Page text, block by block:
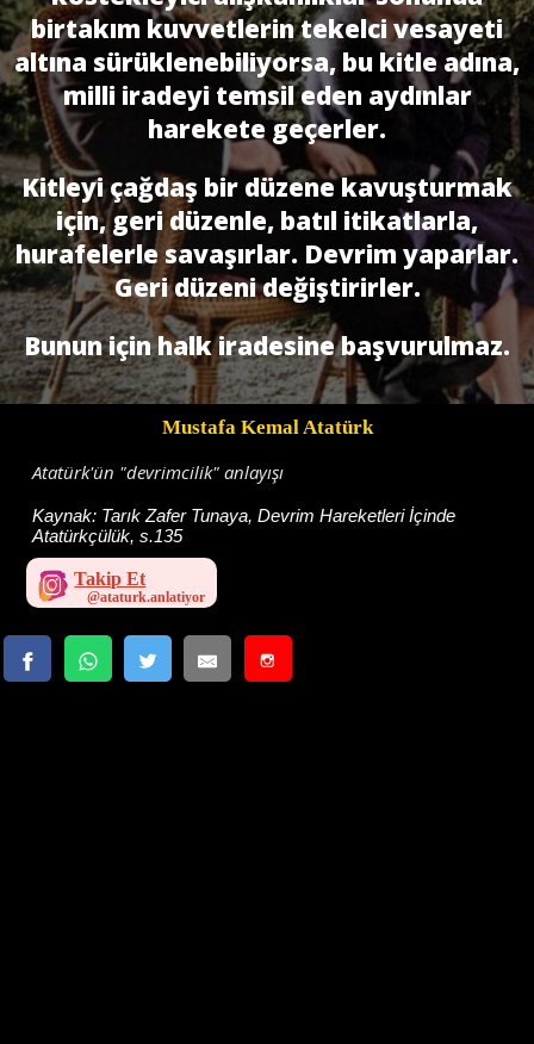
birtakım kuvvetlerin tekelci vesayeti
altına sürüklenebiliyorsa, bu kitle adına,
milli iradeyi temsil eden aydınlar
harekete geçerler.
Kitleyi çağdaş bir düzene kavuşturmak
için, geri düzenle, batıl itikatlarla,
hurafelerle savaşırlar. Devrim yaparlar.
Geri düzeni değiştirirler.
Bunun için halk iradesine başvurulmaz.
Mustafa Kemal Atatürk
Atatürk'ün "devrimcilik" anlayışı
Kaynak: Tarık Zafer Tunaya, Devrim Hareketleri İçinde
Atatürkçülük, s.135
Takip Et